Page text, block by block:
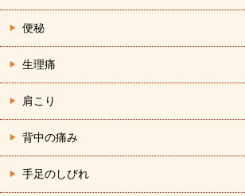
便秘
生理痛
肩こり
背中の痛み
手足のしびれ